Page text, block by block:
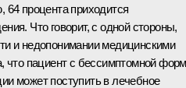
процента приходится
Что говорит, с одной стороны,
и недопонимании медицинскими
что пациент с бессимптомной
может поступить в лечебное